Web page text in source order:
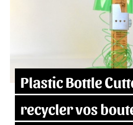
Plastic Bottle
recycler vos